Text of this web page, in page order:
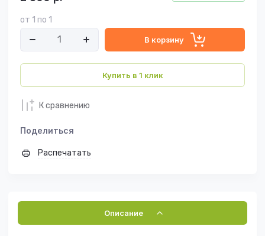
от 1 по 1
В корзину
Купить в 1 клик
К сравнению
Поделиться
Распечатать
Описание